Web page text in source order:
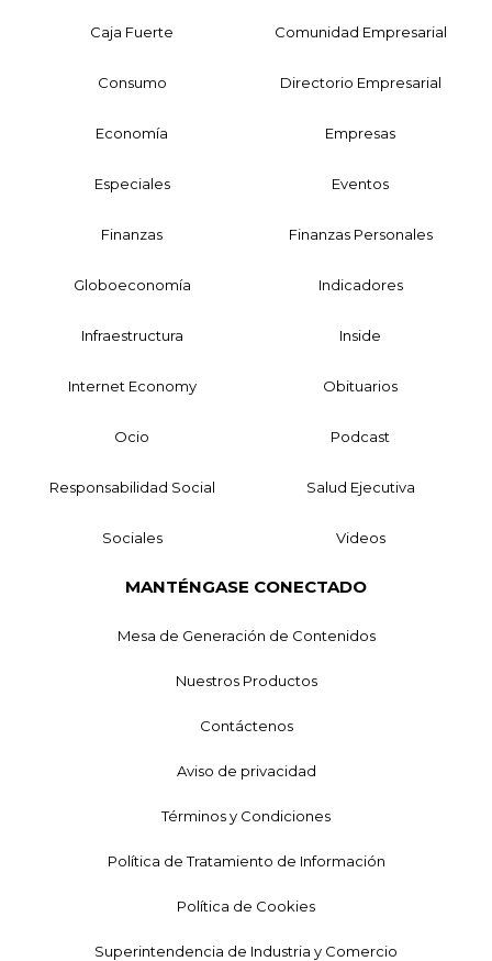
Caja Fuerte Comunidad Empresarial
Consumo Directorio Empresarial
Economía Empresas
Especiales Eventos
Finanzas Finanzas Personales
Globoeconomía Indicadores
Infraestructura Inside
Internet Economy Obituarios
Ocio Podcast
Responsabilidad Social Salud Ejecutiva
Sociales Videos
MANTÉNGASE CONECTADO
Mesa de Generación de Contenidos
Nuestros Productos
Contáctenos
Aviso de privacidad
Términos y Condiciones
Política de Tratamiento de Información
Política de Cookies
Superintendencia de Industria y Comercio